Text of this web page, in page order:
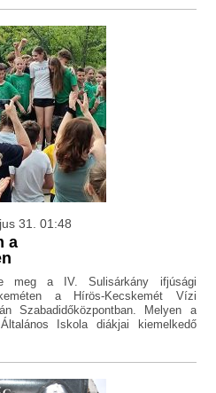
31. 01:48
a
meg a IV. Sulisárkány ifjúsági
a Hírös-Kecskemét Vízi
Szabadidőközpontban. Melyen a
Iskola diákjai kiemelkedő